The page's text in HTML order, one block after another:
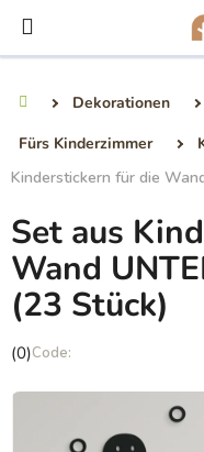
Inhalt
springen
Dekorationen
Fürs Kinderzimmer
Kinderstickern für die
Set aus
Wand
(23 Stück)
Die
Produktbewertung
(0)